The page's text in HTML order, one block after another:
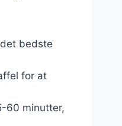
bedste
for at
60 minutter,